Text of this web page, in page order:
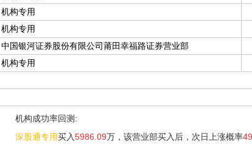
机构专用
机构专用
中国银河证券股份有限公司莆田幸福路证券营业部
机构专用
机构成功率回测:
深股通专用买入5986.09万，该营业部买入后，次日上涨概率